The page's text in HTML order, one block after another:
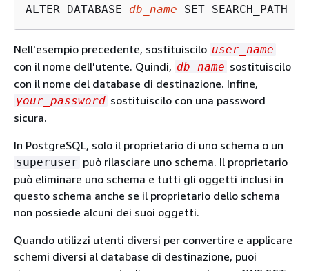
ALTER DATABASE db_name SET
Nell'esempio precedente, sostituiscilo user_name
con il nome dell'utente. Quindi, db_name sostituiscilo
con il nome del database di destinazione. Infine,
your_password sostituiscilo con una password
sicura.
In PostgreSQL, solo il proprietario di uno schema o un
superuser può rilasciare uno schema. Il proprietario
può eliminare uno schema e tutti gli oggetti inclusi in
questo schema anche se il proprietario dello schema
non possiede alcuni dei suoi oggetti.
Quando utilizzi utenti diversi per convertire e applicare
schemi diversi al database di destinazione, puoi